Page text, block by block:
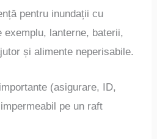
pentru inundații cu
exemplu, lanterne, baterii,
și alimente neperisabile.
(asigurare, ID,
pe un raft